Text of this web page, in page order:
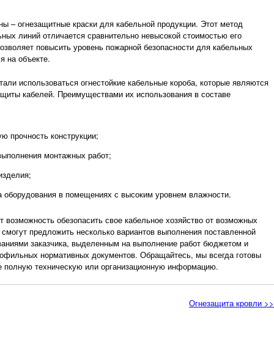
– огнезащитные краски для кабельной продукции. Этот метод
линий отличается сравнительно невысокой стоимостью его
повысить уровень пожарной безопасности для кабельных
на объекте.
использоваться огнестойкие кабельные короба, которые являются
кабелей. Преимуществами их использования в составе
прочность конструкции;
монтажных работ;
оборудования в помещениях с высоким уровнем влажности.
обезопасить свое кабельное хозяйство от возможных
предложить несколько вариантов выполнения поставленной
заказчика, выделенным на выполнение работ бюджетом и
нормативных документов. Обращайтесь, мы всегда готовы
полную техническую или организационную информацию.
Огнезащита кровли >>